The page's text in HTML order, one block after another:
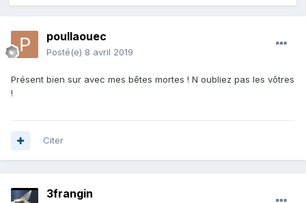
poullaouec
Posté(e) 8 avril 2019
Présent bien sur avec mes bêtes mortes ! N oubliez pas les vôtres
!
Citer
3frangin